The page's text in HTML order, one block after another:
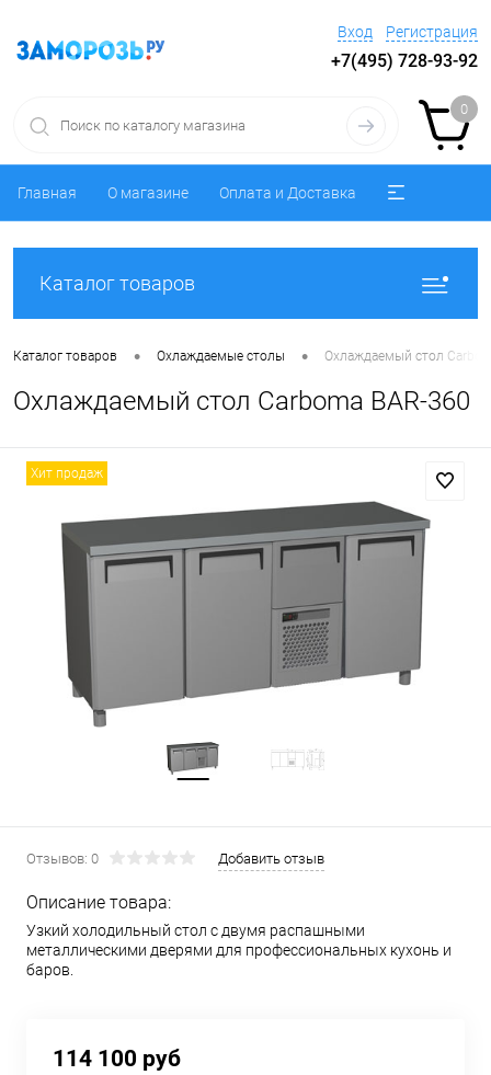
Вход Регистрация
+7(495) 728-93-92
0
Главная О магазине Оплата и Доставка
Каталог товаров
Каталог товаров • Охлаждаемые столы • Охлаждаемый стол
Охлаждаемый стол Carboma BAR-360
Хит продаж
Отзывов: 0 Добавить отзыв
Описание товара:
Узкий холодильный стол с двумя распашными
металлическими дверями для профессиональных кухонь и
баров.
114 100 руб